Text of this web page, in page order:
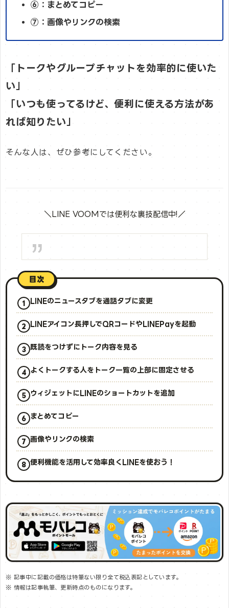
⑥：まとめてコピー
⑦：画像やリンクの検索
「トークやグループチャットを効率的に使いた
い」
「いつも使ってるけど、便利に使える方法があ
れば知りたい」
そんな人は、ぜひ参考にしてください。
＼LINE VOOMでは便利な裏技配信中!／
目次
LINEのニュースタブを通話タブに変更
LINEアイコン長押しでQRコードやLINEPayを起動
既読をつけずにトーク内容を見る
よくトークする人をトーク一覧の上部に固定させる
ウィジェットにLINEのショートカットを追加
まとめてコピー
画像やリンクの検索
便利機能を活用して効率良くLINEを使おう！
※ 記事中に記載の価格は特筆ない限り全て税込表記としています。
※ 情報は記事執筆、更新時点のものになります。